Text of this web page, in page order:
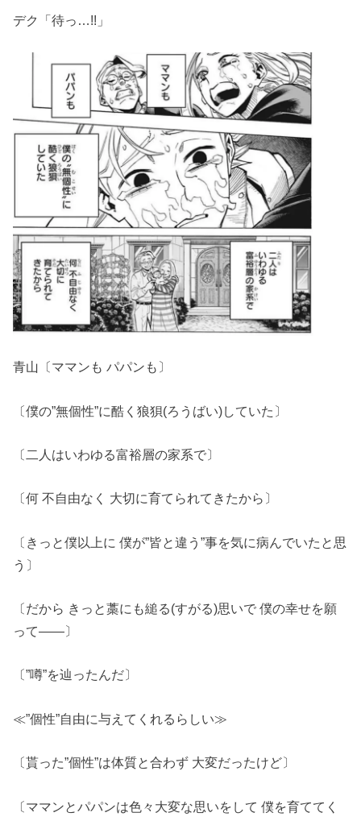
デク「待っ…!!」
青山〔ママンも パパンも〕
〔僕の”無個性”に酷く狼狽(ろうばい)していた〕
〔二人はいわゆる富裕層の家系で〕
〔何 不自由なく 大切に育てられてきたから〕
〔きっと僕以上に 僕が”皆と違う”事を気に病んでいたと思
う〕
〔だから きっと藁にも縋る(すがる)思いで 僕の幸せを願
って――〕
〔”噂”を辿ったんだ〕
≪”個性”自由に与えてくれるらしい≫
〔貰った”個性”は体質と合わず 大変だったけど〕
〔ママンとパパンは色々大変な思いをして 僕を育ててく